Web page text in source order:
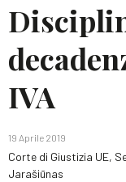
IVA
19 Aprile 2019
Corte di Giustizia UE,
Jarašiūnas